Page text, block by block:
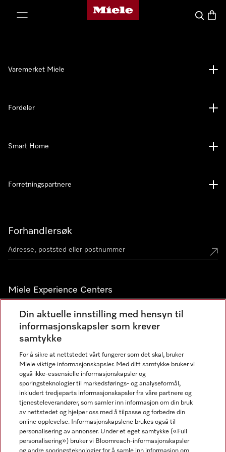
Mieles hjemmeside
Søk
Forhandlersøk
Miele Experience Centers
Miele Experience Center Nesbru
Miele Outlet Nesbru
Nyhetsbrev
Varemerket Miele
Fordeler
Smart Home
Forretningspartnere
Din aktuelle innstilling med hensyn til
informasjonskapsler som krever
samtykke
For å sikre at nettstedet vårt fungerer som det skal, bruker
Miele viktige informasjonskapsler. Med ditt samtykke bruker vi
også ikke-essensielle informasjonskapsler og
sporingsteknologier til markedsførings- og analyseformål,
inkludert tredjeparts informasjonskapsler fra våre partnere og
tjenesteleverandører, som samler inn informasjon om din bruk
av nettstedet og hjelper oss med å tilpasse og forbedre din
online opplevelse. Informasjonskapslene brukes også til
personalisering av annonser. Under et eget samtykke («Full
personalisering») bruker vi Bloomreach-informasjonskapsler